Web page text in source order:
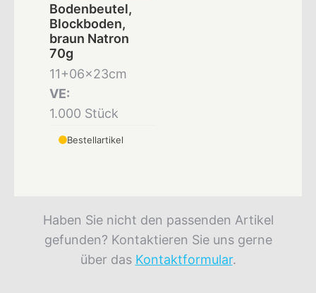
Bodenbeutel,
Blockboden,
braun Natron
70g
11+06x23cm
VE:
1.000 Stück
Bestellartikel
Haben Sie nicht den passenden Artikel
gefunden? Kontaktieren Sie uns gerne
über das Kontaktformular.